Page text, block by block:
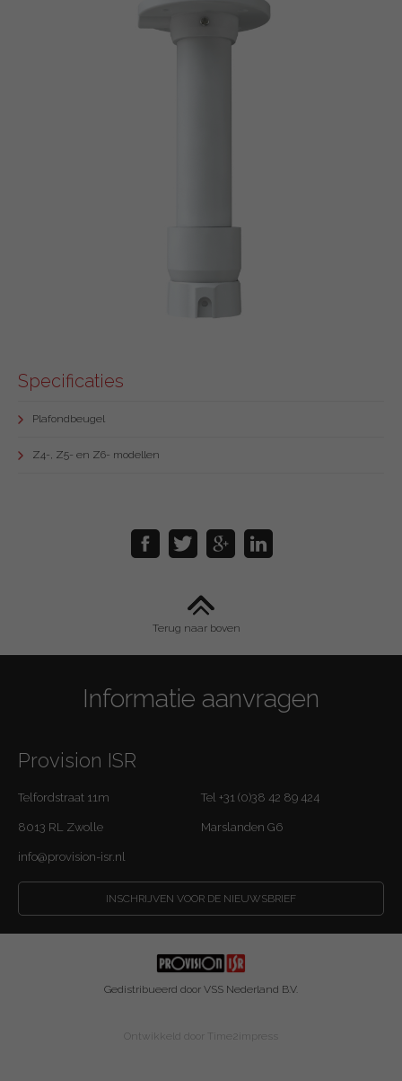
Specificaties
Plafondbeugel
Z4-, Z5- en Z6- modellen
Terug naar boven
Informatie aanvragen
Provision ISR
Telfordstraat 11m Tel +31 (0)38 42 89 424
8013 RL Zwolle Marslanden G6
info@provision-isr.nl
INSCHRIJVEN VOOR DE NIEUWSBRIEF
Gedistribueerd door VSS Nederland B.V.
Ontwikkeld door Time2impress